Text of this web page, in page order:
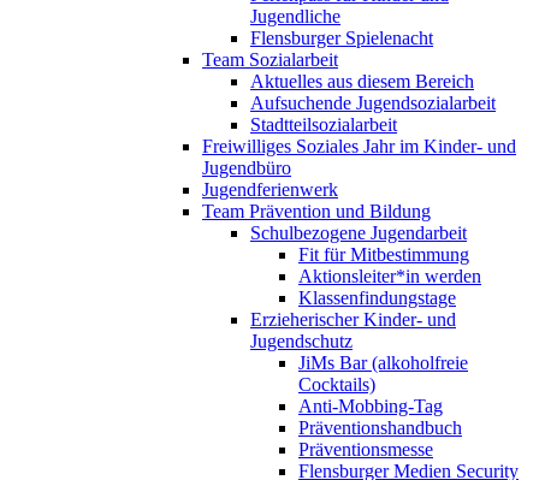
Jugendliche
Flensburger Spielenacht
Team Sozialarbeit
Aktuelles aus diesem Bereich
Aufsuchende Jugendsozialarbeit
Stadtteilsozialarbeit
Freiwilliges Soziales Jahr im Kinder- und
Jugendbüro
Jugendferienwerk
Team Prävention und Bildung
Schulbezogene Jugendarbeit
Fit für Mitbestimmung
Aktionsleiter*in werden
Klassenfindungstage
Erzieherischer Kinder- und
Jugendschutz
JiMs Bar (alkoholfreie
Cocktails)
Anti-Mobbing-Tag
Präventionshandbuch
Präventionsmesse
Flensburger Medien Security